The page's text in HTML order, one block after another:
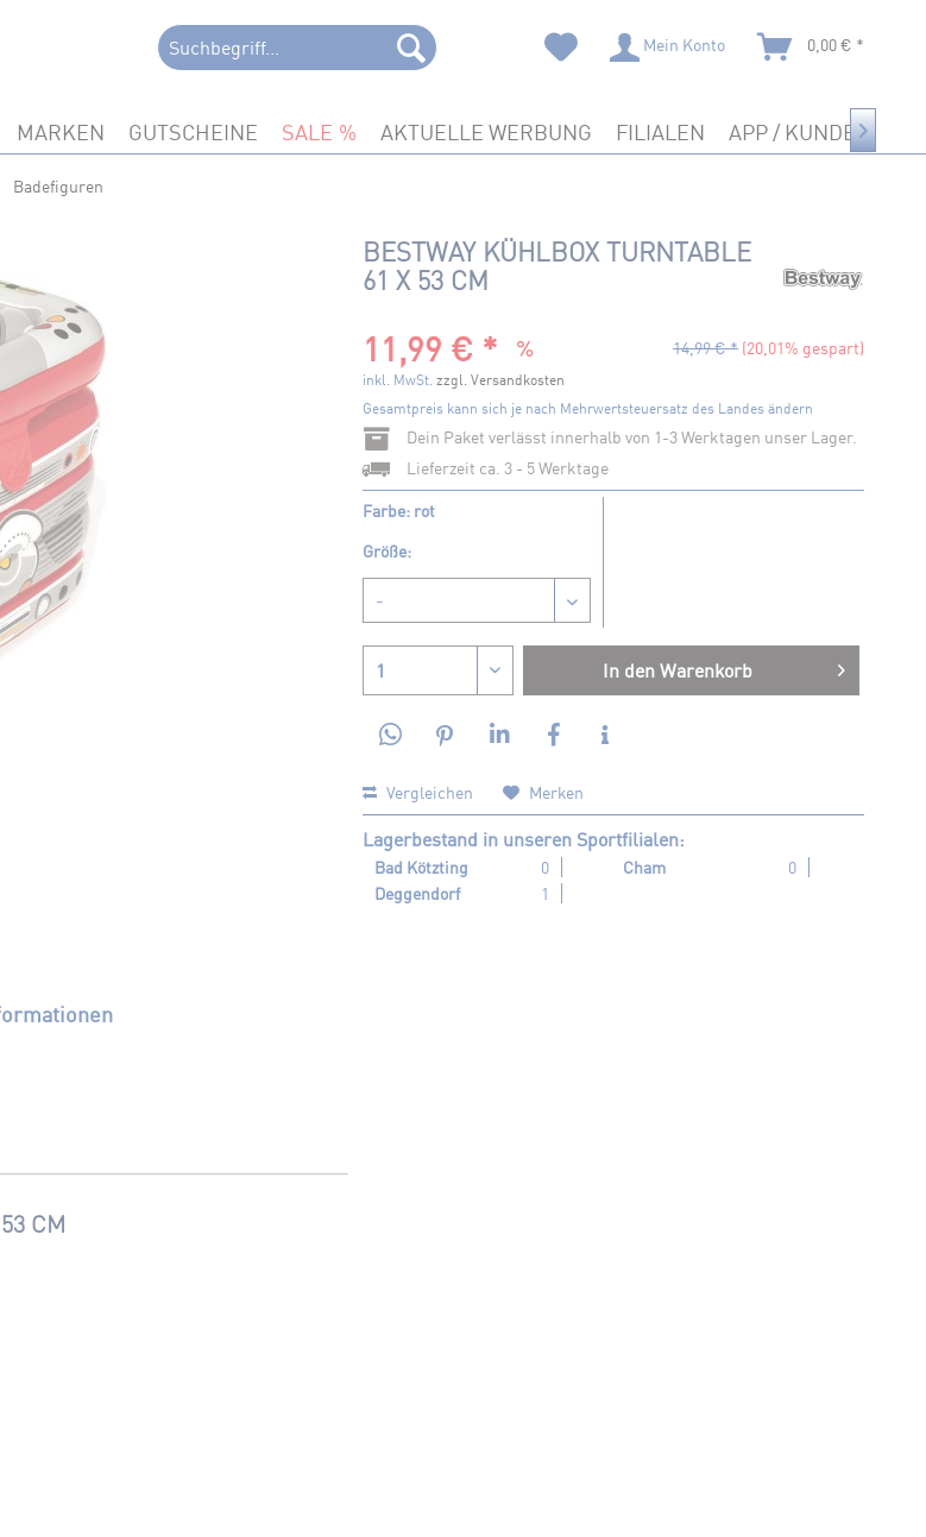
Mein Konto 0,00 € *
MARKEN GUTSCHEINE SALE AKTUELLE WERBUNG FILIALEN APP / 
Badefiguren
BESTWAY KÜHLBOX TURNTABLE
61 X 53 CM
11,99 € * 14,99 € * (20,01% gespart)
inkl. MwSt.zzgl. Versandkosten
Gesamtpreis kann sich je nach Mehrwertsteuersatz des Landes ändern
Dein Paket verlässt innerhalb von 1-3 Werktagen unser Lager.
Lieferzeit ca. 3 - 5 Werktage
Farbe: rot
Größe:
In den Warenkorb
Vergleichen Merken
Lagerbestand in unseren Sportfilialen:
Bad Kötzting 0 Cham
0
Deggendorf
1
CM